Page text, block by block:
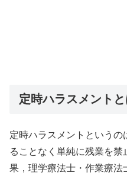
定時ハラスメントと
定時ハラスメントという
ることなく単純に残業を
果，理学療法士・作業療法